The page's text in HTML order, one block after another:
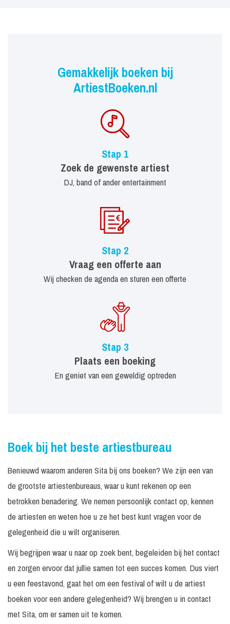
Gemakkelijk boeken bij
ArtiestBoeken.nl
Stap 1
Zoek de gewenste artiest
DJ, band of ander entertainment
Stap 2
Vraag een offerte aan
Wij checken de agenda en sturen een offerte
Stap 3
Plaats een boeking
En geniet van een geweldig optreden
Boek bij het beste artiestbureau
Benieuwd waarom anderen Sita bij ons boeken? We zijn een van
de grootste artiestenbureaus, waar u kunt rekenen op een
betrokken benadering. We nemen persoonlijk contact op, kennen
de artiesten en weten hoe u ze het best kunt vragen voor de
gelegenheid die u wilt organiseren.
Wij begrijpen waar u naar op zoek bent, begeleiden bij het contact
en zorgen ervoor dat jullie samen tot een succes komen. Dus viert
u een feestavond, gaat het om een festival of wilt u de artiest
boeken voor een andere gelegenheid? Wij brengen u in contact
met Sita, om er samen uit te komen.